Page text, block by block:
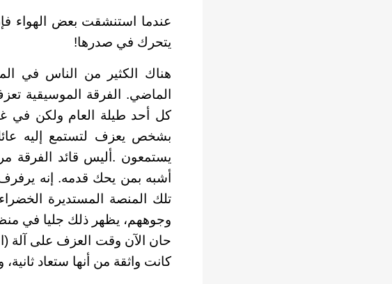
عندما استنشقت بعض الهواء
يتحرك في صدرها!
هناك الكثير من الناس في
الماضي. الفرقة الموسيقية
كل أحد طيلة العام ولكن في
بشخص يعزف لتستمع إليه
يستمعون .أليس قائد الفرقة
أشبه بمن يحك قدمه. إنه
تلك المنصة المستديرة
وجوههم، يظهر ذلك جليا في
حان الآن وقت العزف على آلة
كانت واثقة من أنها ستعاد